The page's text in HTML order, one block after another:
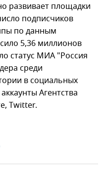
развивает площадки
подписчиков
по данным
5,36 миллионов
статус МИА "Россия
среди
в социальных
Агентства
Twitter.